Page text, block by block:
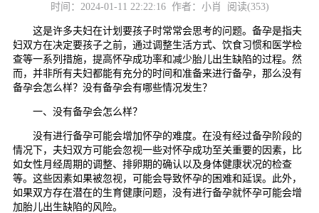
时间：2024-01-11 22:22:16 作者：小肖 阅读(353)
这是许多夫妇在计划要孩子时常常会思考的问题。备孕是指夫
妇双方在决定要孩子之前，通过调整生活方式、饮食习惯和医学检
查等一系列措施，提高怀孕成功率和减少胎儿出生缺陷的过程。然
而，并非所有夫妇都能有充分的时间和准备来进行备孕，那么没有
备孕会怎么样？没有备孕会有哪些情况发生？
一、没有备孕会怎么样？
没有进行备孕可能会增加怀孕的难度。在没有经过备孕阶段的
情况下，夫妇双方可能会忽视一些对怀孕成功至关重要的因素，比
如女性月经周期的调整、排卵期的确认以及身体健康状况的检查
等。这些因素如果被忽视，可能会导致怀孕的困难和延误。此外，
如果双方存在潜在的生育健康问题，没有进行备孕就怀孕可能会增
加胎儿出生缺陷的风险。